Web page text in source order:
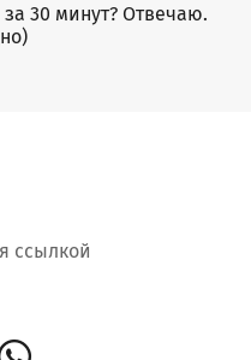
30 минут? Отвечаю.
ссылкой